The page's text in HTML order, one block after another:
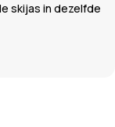
skijas in dezelfde